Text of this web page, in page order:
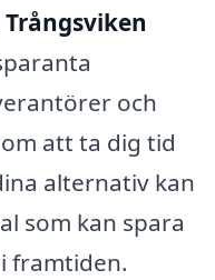
och
att ta dig tid
alternativ kan
som kan spara
framtiden.